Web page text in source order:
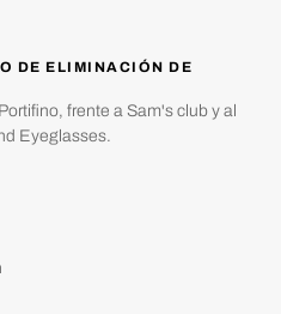
DE ELIMINACIÓN DE
frente a Sam's club y al
Eyeglasses.